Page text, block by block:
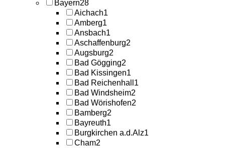
Bayern28
Aichach1
Amberg1
Ansbach1
Aschaffenburg2
Augsburg2
Bad Gögging2
Bad Kissingen1
Bad Reichenhall 1
Bad Windsheim2
Bad Wörishofen2
Bamberg2
Bayreuth1
Burgkirchen a.d.Alz1
Cham2